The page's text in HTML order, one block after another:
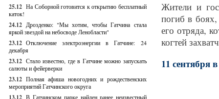
25.12 На Соборной готовится к открытию бесплатный
каток!
24.12 Дрозденко: "Мы хотим, чтобы Гатчина стала
яркой звездой на небосводе Ленобласти"
23.12 Отключение электроэнергии в Гатчине: 24
декабря
23.12 Стало известно, где в Гатчине можно запускать
салюты и фейерверки
23.12 Полная афиша новогодних и рождественских
мероприятий Гатчинского округа
13.12 В Гатчинском парке найден ранее неизвестный
Жители и
погиб в
его отряда,
когтей
11 сентября